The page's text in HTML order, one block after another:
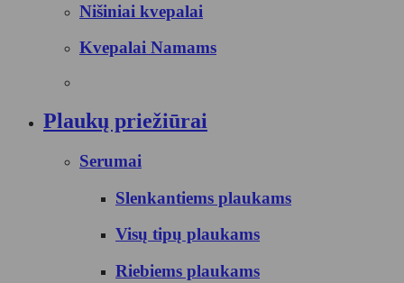
Nišiniai kvepalai
Kvepalai Namams
Plaukų priežiūrai
Serumai
Slenkantiems plaukams
Visų tipų plaukams
Riebiems plaukams